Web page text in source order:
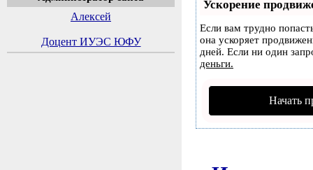
Алексей
Доцент ИУЭС ЮФУ
Ускорение
Если вам трудно
она ускоряет
дней. Если ни один
деньги.
Начать